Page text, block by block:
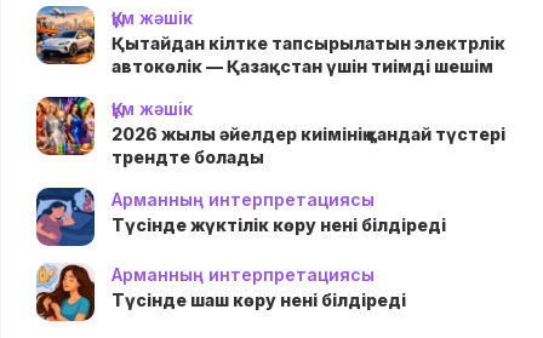
Құм жәшік
Қытайдан кілтке тапсырылатын электрлік
автокөлік — Қазақстан үшін тиімді шешім
Құм жәшік
2026 жылы әйелдер киімінің қандай түстері
трендте болады
Арманның интерпретациясы
Түсінде жүктілік көру нені білдіреді
Арманның интерпретациясы
Түсінде шаш көру нені білдіреді